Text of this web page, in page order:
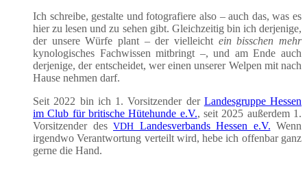
Ich schrei­be, gestal­te und foto­gra­fie­re also – auch das, was es
hier zu lesen und zu sehen gibt. Gleich­zei­tig bin ich der­je­ni­ge,
der unse­re Wür­fe plant – der viel­leicht ein biss­chen mehr
kyno­lo­gi­sches Fach­wis­sen mit­bringt –, und am Ende auch
der­je­ni­ge, der ent­schei­det, wer einen unse­rer Wel­pen mit nach
Hau­se neh­men darf.
Seit 2022 bin ich 1. Vor­sit­zen­der der Lan­des­grup­pe Hes­sen
im Club für bri­ti­sche Hüte­hun­de e.V., seit 2025 außer­dem 1.
Vor­sit­zen­der des VDH Lan­des­ver­bands Hes­sen e.V. Wenn
irgend­wo Ver­ant­wor­tung ver­teilt wird, hebe ich offen­bar ganz
ger­ne die Hand.